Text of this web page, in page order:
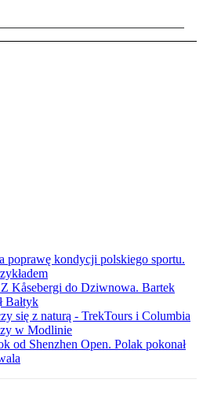
poprawę kondycji polskiego sportu.
Kåsebergi do Dziwnowa. Bartek
Bałtyk
się z naturą - TrekTours i Columbia
w Modlinie
od Shenzhen Open. Polak pokonał